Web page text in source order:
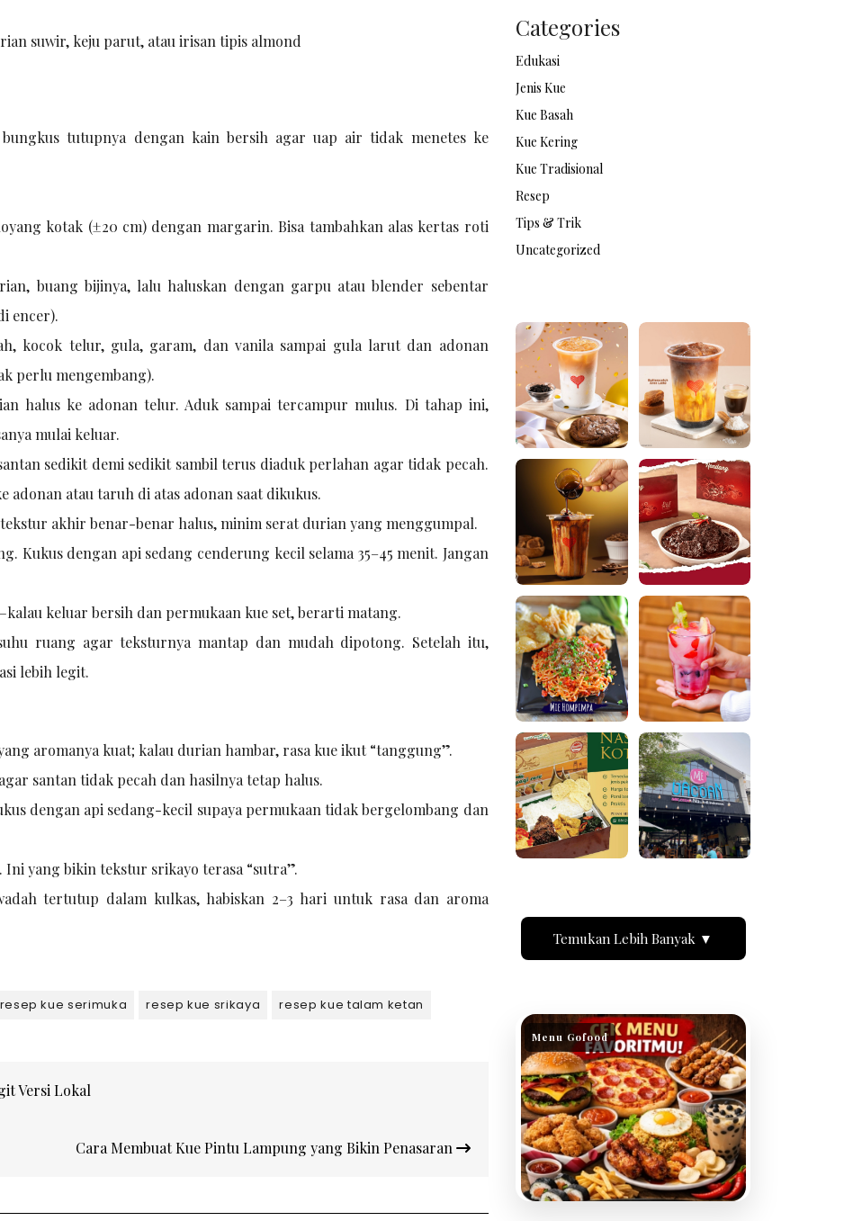
suwir, keju parut, atau irisan tipis almond
bungkus tutupnya dengan kain bersih agar uap air tidak menetes ke
kotak (±20 cm) dengan margarin. Bisa tambahkan alas kertas roti
buang bijinya, lalu haluskan dengan garpu atau blender sebentar
encer).
kocok telur, gula, garam, dan vanila sampai gula larut dan adonan
perlu mengembang).
halus ke adonan telur. Aduk sampai tercampur mulus. Di tahap ini,
mulai keluar.
sedikit demi sedikit sambil terus diaduk perlahan agar tidak pecah.
adonan atau taruh di atas adonan saat dikukus.
akhir benar-benar halus, minim serat durian yang menggumpal.
Kukus dengan api sedang cenderung kecil selama 35–45 menit. Jangan
keluar bersih dan permukaan kue set, berarti matang.
ruang agar teksturnya mantap dan mudah dipotong. Setelah itu,
lebih legit.
aromanya kuat; kalau durian hambar, rasa kue ikut “tanggung”.
santan tidak pecah dan hasilnya tetap halus.
dengan api sedang-kecil supaya permukaan tidak bergelombang dan
yang bikin tekstur srikayo terasa “sutra”.
tertutup dalam kulkas, habiskan 2–3 hari untuk rasa dan aroma
resep kue serimuka resep kue srikaya resep kue talam ketan
Versi Lokal
Cara Membuat Kue Pintu Lampung yang Bikin Penasaran
Categories
Edukasi
Jenis Kue
Kue Basah
Kue Kering
Kue Tradisional
Resep
Tips & Trik
Uncategorized
Temukan Lebih Banyak ▼
Menu Gofood